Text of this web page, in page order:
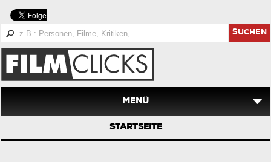
SUCHEN
MENÜ
STARTSEITE